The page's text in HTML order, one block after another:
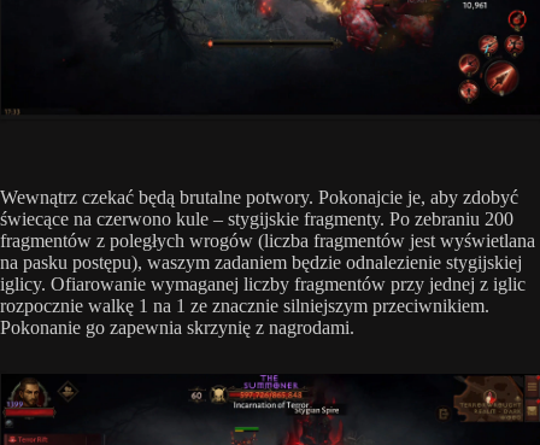
Wewnątrz czekać będą brutalne potwory. Pokonajcie je, aby zdobyć
świecące na czerwono kule – stygijskie fragmenty. Po zebraniu 200
fragmentów z poległych wrogów (liczba fragmentów jest wyświetlana
na pasku postępu), waszym zadaniem będzie odnalezienie stygijskiej
iglicy. Ofiarowanie wymaganej liczby fragmentów przy jednej z iglic
rozpocznie walkę 1 na 1 ze znacznie silniejszym przeciwnikiem.
Pokonanie go zapewnia skrzynię z nagrodami.